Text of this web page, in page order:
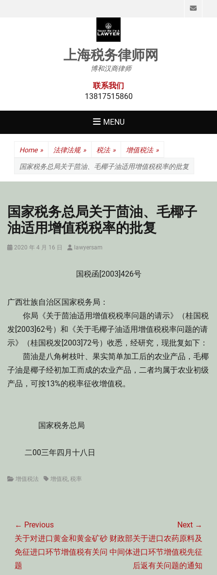
上海税务律师网
博和汉商律师
联系我们
13817515860
MENU
Home » 法律法规 » 税法 » 增值税法 »
国家税务总局关于茴油、毛椰子油适用增值税税率的批复
国家税务总局关于茴油、毛椰子
油适用增值税税率的批复
Posted
2020 年 4 月 16 日 Authorlawyersam
国税函[2003]426号
广西壮族自治区国家税务局：
你局《关于茴油适用增值税税率问题的请示》（桂国税
发[2003]62号）和《关于毛椰子油适用增值税税率问题的请
示》（桂国税发[2003]72号）收悉，经研究，现批复如下：
茴油是八角树枝叶、果实简单加工后的农业产品，毛椰
子油是椰子经初加工而成的农业产品，二者均属于农业初级
产品，可按13%的税率征收增值税。
国家税务总局
二00三年四月十八日
Categories
增值税法 Tags增值税, 税率
章
导
航
← Previous
Previous
post:
关于对进口黄金和黄金矿砂
免征进口环节增值税有关问
题
Next →
Next
post:
财政部关于进口农药原料及
中间体进口环节增值税先征
后返有关问题的通知